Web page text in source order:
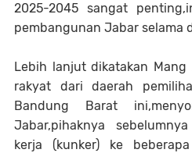
2025-2045 sangat
pembangunan Jabar selama
Lebih lanjut dikatakan
rakyat dari daerah
Bandung Barat
Jabar,pihaknya
kerja (kunker) ke